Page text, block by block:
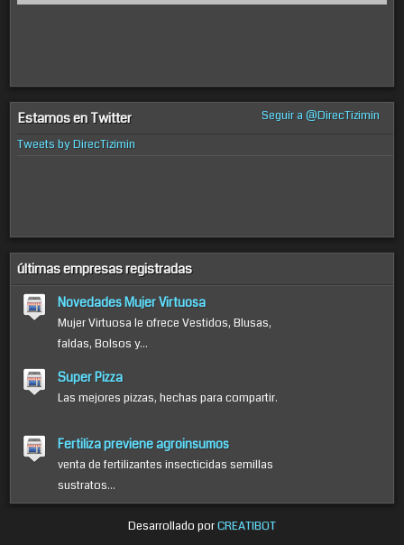
Estamos en Twitter
Seguir a @DirecTizimin
Tweets by DirecTizimin
últimas empresas registradas
Novedades Mujer Virtuosa
Mujer Virtuosa le ofrece Vestidos, Blusas,
faldas, Bolsos y...
Super Pizza
Las mejores pizzas, hechas para compartir.
Fertiliza previene agroinsumos
venta de fertilizantes insecticidas semillas
sustratos...
Desarrollado porCREATIBOT